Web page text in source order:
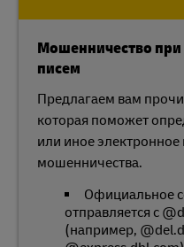
Мошенничество
писем
Предлагаем вам
которая поможет
или иное
мошенничества.
Официальное
отправляется с
(например,